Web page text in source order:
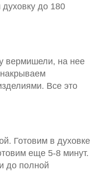
до 180
вермишели, на нее
Все это
Готовим в духовке
еще 5-8 минут.
до полной